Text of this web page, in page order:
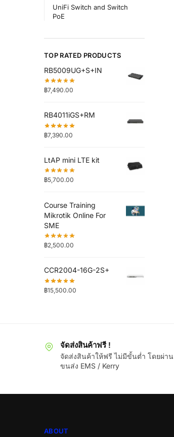
UniFi Switch and Switch
PoE
TOP RATED PRODUCTS
RB5009UG+S+IN
฿7,490.00
RB4011iGS+RM
฿7,390.00
LtAP mini LTE kit
฿5,700.00
Course Training
Mikrotik Online For
SME
฿2,500.00
CCR2004-16G-2S+
฿15,500.00
จัดส่งสินค้าฟรี !
จัดส่งสินค้าให้ฟรี ไม่มีขั้นต่ำ โดยผ่าน
ขนส่ง EMS / Kerry
ABOUT